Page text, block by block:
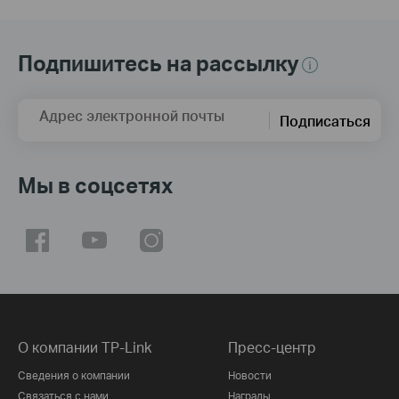
Подпишитесь на рассылку
Адрес электронной почты Подписаться
Мы в соцсетях
О компании TP-Link
Сведения о компании
Связаться с нами
Пресс-центр
Новости
Награды